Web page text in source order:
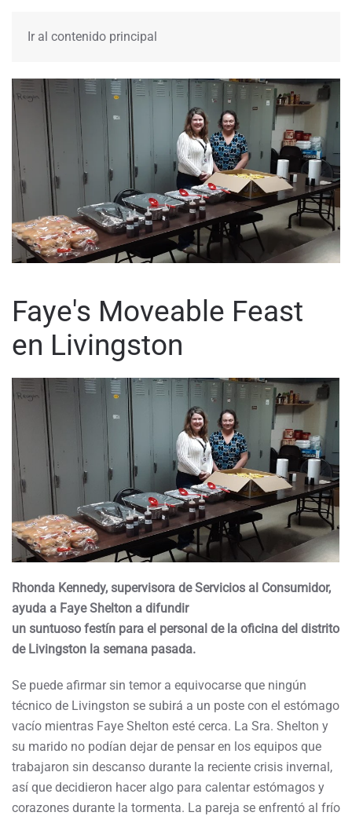
Ir al contenido principal
Faye's Moveable Feast
en Livingston
Rhonda Kennedy, supervisora de Servicios al Consumidor,
ayuda a Faye Shelton a difundir
un suntuoso festín para el personal de la oficina del distrito
de Livingston la semana pasada.
Se puede afirmar sin temor a equivocarse que ningún
técnico de Livingston se subirá a un poste con el estómago
vacío mientras Faye Shelton esté cerca. La Sra. Shelton y
su marido no podían dejar de pensar en los equipos que
trabajaron sin descanso durante la reciente crisis invernal,
así que decidieron hacer algo para calentar estómagos y
corazones durante la tormenta. La pareja se enfrentó al frío